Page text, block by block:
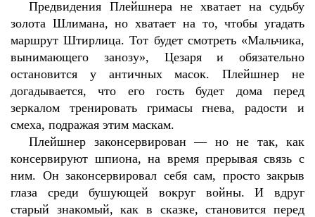
Предвидения Плейшнера не хватает на судьбу
золота Шлимана, но хватает на то, чтобы угадать
маршрут Штирлица. Тот будет смотреть «Мальчика,
вынимающего занозу», Цезаря и обязательно
остановится у античных масок. Плейшнер не
догадывается, что его гость будет дома перед
зеркалом тренировать гримасы гнева, радости и
смеха, подражая этим маскам.
Плейшнер законсервирован — но не так, как
консервируют шпиона, на время прерывая связь с
ним. Он законсервировал себя сам, просто закрыв
глаза среди бушующей вокруг войны. И вдруг
старый знакомый, как в сказке, становится перед